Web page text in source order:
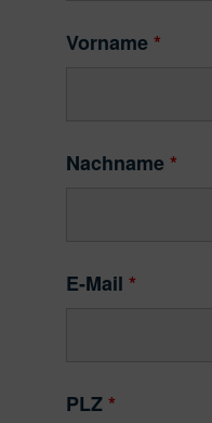
Vorname *
Nachname *
E-Mail *
PLZ*